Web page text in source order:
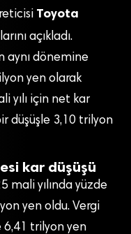
Toyota
açıkladı.
aynı dönemine
yen olarak
yılı için net kar
düşüşle 3,10 trilyon
kar düşüşü
mali yılında yüzde
yen oldu. Vergi
6,41 trilyon yen